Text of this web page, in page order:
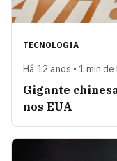
TECNOLOGIA
Há 12 anos • 1 min
Gigante
nos EUA